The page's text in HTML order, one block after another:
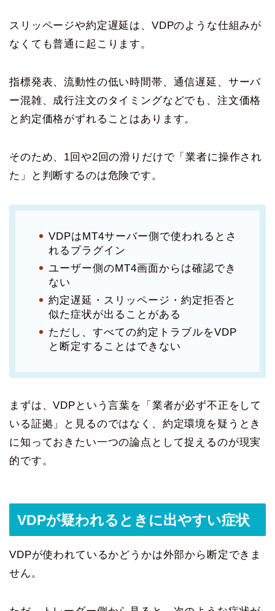
スリッページや約定遅延は、VDPのような仕組みが
なくても普通に起こります。
指標発表、流動性の低い時間帯、通信遅延、サーバ
ー混雑、成行注文のタイミングなどでも、注文価格
と約定価格がずれることはあります。
そのため、1回や2回の滑りだけで「業者に操作され
た」と判断するのは危険です。
VDPはMT4サーバー側で使われるとさ
れるプラグイン
ユーザー側のMT4画面からは確認でき
ない
約定遅延・スリッページ・約定拒否と
似た症状が出ることがある
ただし、すべての約定トラブルをVDP
と断定することはできない
まずは、VDPという言葉を「業者が必ず不正をして
いる証拠」と見るのではなく、約定環境を疑うとき
に知っておきたい一つの論点として捉えるのが現実
的です。
VDPが疑われるときに出やすい症状
VDPが使われているかどうかは外部から断定できま
せん。